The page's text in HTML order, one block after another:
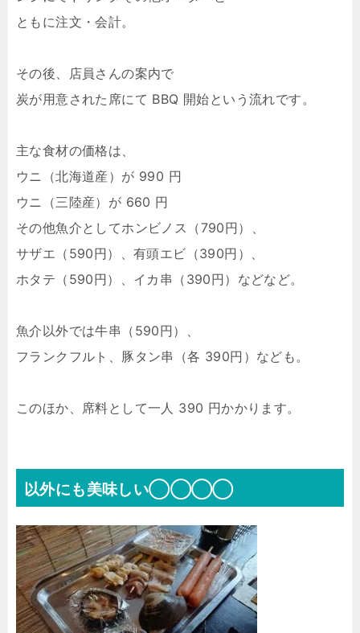
ともに注文・会計。
その後、店員さんの案内で
炭が用意された席にて BBQ 開始という流れです。
主な食材の価格は、
ウニ（北海道産）が 990 円
ウニ（三陸産）が 660 円
その他魚介としてホンビノス（790円）、
サザエ（590円）、有頭エビ（390円）、
ホタテ（590円）、イカ串（390円）などなど。
魚介以外では牛串（590円）、
フランクフルト、豚タン串（各 390円）なども。
このほか、席料として一人 390 円かかります。
以外にも美味しい◯◯◯◯